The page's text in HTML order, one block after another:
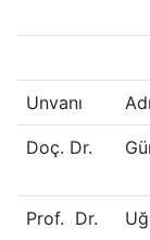
Unvanı
Doç. Dr.
Prof. Dr.